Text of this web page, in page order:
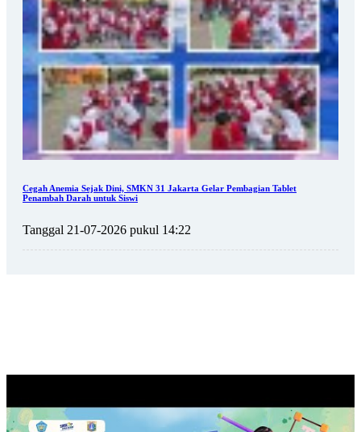
Cegah Anemia Sejak Dini, SMKN 31 Jakarta Gelar Pembagian Tablet
Penambah Darah untuk Siswi
Tanggal 21-07-2026 pukul 14:22